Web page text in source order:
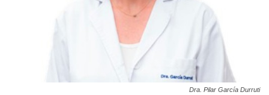
Dra. Pilar García Durruti